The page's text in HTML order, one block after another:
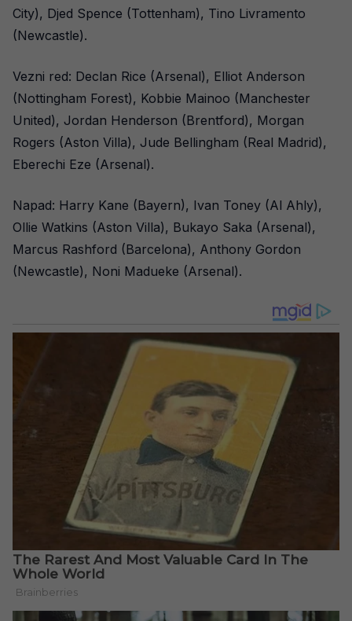
City), Djed Spence (Tottenham), Tino Livramento
(Newcastle).
Vezni red: Declan Rice (Arsenal), Elliot Anderson
(Nottingham Forest), Kobbie Mainoo (Manchester
United), Jordan Henderson (Brentford), Morgan
Rogers (Aston Villa), Jude Bellingham (Real Madrid),
Eberechi Eze (Arsenal).
Napad: Harry Kane (Bayern), Ivan Toney (Al Ahly),
Ollie Watkins (Aston Villa), Bukayo Saka (Arsenal),
Marcus Rashford (Barcelona), Anthony Gordon
(Newcastle), Noni Madueke (Arsenal).